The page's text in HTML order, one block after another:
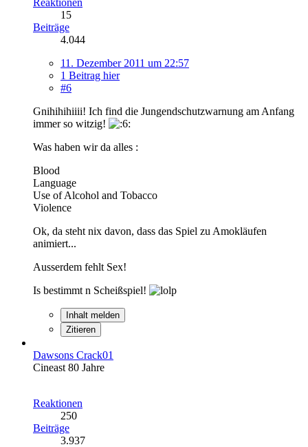
15
Beiträge
4.044
11. Dezember 2011 um 22:57
1 Beitrag hier
#6
Gnihihihiiii! Ich find die Jungendschutzwarnung am Anfang
immer so witzig!
Was haben wir da alles :
Blood
Language
Use of Alcohol and Tobacco
Violence
Ok, da steht nix davon, dass das Spiel zu Amokläufen
animiert...
Ausserdem fehlt Sex!
Is bestimmt n Scheißspiel!
Inhalt melden
Zitieren
Dawsons Crack01
Cineast 80 Jahre
Reaktionen
250
Beiträge
3.937